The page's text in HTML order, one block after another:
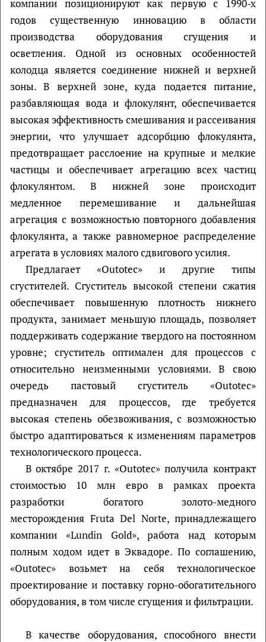
компании позиционируют как первую с 1990-х
годов существенную инновацию в области
производства оборудования сгущения и
осветления. Одной из основных особенностей
колодца является соединение нижней и верхней
зоны. В верхней зоне, куда подается питание,
разбавляющая вода и флокулянт, обеспечивается
высокая эффективность смешивания и рассеивания
энергии, что улучшает адсорбцию флокулянта,
предотвращает расслоение на крупные и мелкие
частицы и обеспечивает агрегацию всех частиц
флокулянтом. В нижней зоне происходит
медленное перемешивание и дальнейшая
агрегация с возможностью повторного добавления
флокулянта, а также равномерное распределение
агрегата в условиях малого сдвигового усилия.
Предлагает «Outotec» и другие типы
сгустителей. Сгуститель высокой степени сжатия
обеспечивает повышенную плотность нижнего
продукта, занимает меньшую площадь, позволяет
поддерживать содержание твердого на постоянном
уровне; сгуститель оптимален для процессов с
относительно неизменными условиями. В свою
очередь пастовый сгуститель «Outotec»
предназначен для процессов, где требуется
высокая степень обезвоживания, с возможностью
быстро адаптироваться к изменениям параметров
технологического процесса.
В октябре 2017 г. «Outotec» получила контракт
стоимостью 10 млн евро в рамках проекта
разработки богатого золото-медного
месторождения Fruta Del Norte, принадлежащего
компании «Lundin Gold», работа над которым
полным ходом идет в Эквадоре. По соглашению,
«Outotec» возьмет на себя технологическое
проектирование и поставку горно-обогатительного
оборудования, в том числе сгущения и фильтрации.
В качестве оборудования, способного внести